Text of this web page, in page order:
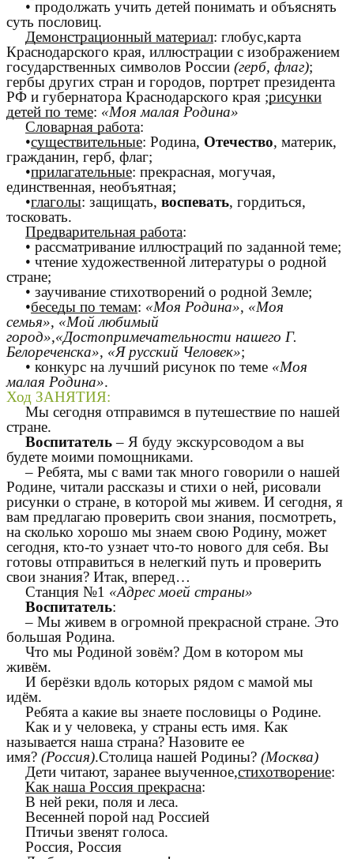
• продолжать учить детей понимать и объяснять
суть пословиц.
Демонстрационный материал: глобус,карта
Краснодарского края, иллюстрации с изображением
государственных символов России (герб, флаг);
гербы других стран и городов, портрет президента
РФ и губернатора Краснодарского края ;рисунки
детей по теме: «Моя малая Родина»
Словарная работа:
•существительные: Родина, Отечество, материк,
гражданин, герб, флаг;
•прилагательные: прекрасная, могучая,
единственная, необъятная;
•глаголы: защищать, воспевать, гордиться,
тосковать.
Предварительная работа:
• рассматривание иллюстраций по заданной теме;
• чтение художественной литературы о родной
стране;
• заучивание стихотворений о родной Земле;
•беседы по темам: «Моя Родина», «Моя
семья», «Мой любимый
город»,«Достопримечательности нашего Г.
Белореченска», «Я русский Человек»;
• конкурс на лучший рисунок по теме «Моя
малая Родина».
Ход ЗАНЯТИЯ:
Мы сегодня отправимся в путешествие по нашей
стране.
Воспитатель– Я буду экскурсоводом а вы
будете моими помощниками.
– Ребята, мы с вами так много говорили о нашей
Родине, читали рассказы и стихи о ней, рисовали
рисунки о стране, в которой мы живем. И сегодня, я
вам предлагаю проверить свои знания, посмотреть,
на сколько хорошо мы знаем свою Родину, может
сегодня, кто-то узнает что-то нового для себя. Вы
готовы отправиться в нелегкий путь и проверить
свои знания? Итак, вперед…
Станция №1 «Адрес моей страны»
Воспитатель:
– Мы живем в огромной прекрасной стране. Это
большая Родина.
Что мы Родиной зовём? Дом в котором мы
живём.
И берёзки вдоль которых рядом с мамой мы
идём.
Ребята а какие вы знаете пословицы о Родине.
Как и у человека, у страны есть имя. Как
называется наша страна? Назовите ее
имя? (Россия).Столица нашей Родины? (Москва)
Дети читают, заранее выученное,стихотворение:
Как наша Россия прекрасна:
В ней реки, поля и леса.
Весенней порой над Россией
Птичьи звенят голоса.
Россия, Россия